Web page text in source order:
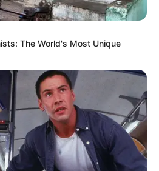
Course de
du Tiercé Quarté
de CanalTurf.
dernières vidéos.
gratuit, on vous sollicite s.v.p
un petit clic sur un des
The World's Most Unique